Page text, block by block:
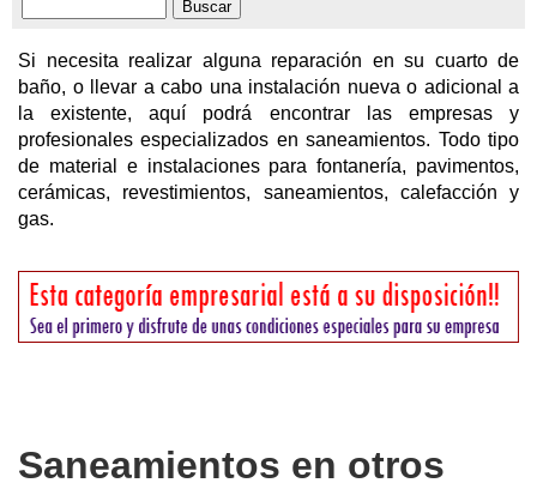
Si necesita realizar alguna reparación en su cuarto de
baño, o llevar a cabo una instalación nueva o adicional a
la existente, aquí podrá encontrar las empresas y
profesionales especializados en saneamientos. Todo tipo
de material e instalaciones para fontanería, pavimentos,
cerámicas, revestimientos, saneamientos, calefacción y
gas.
Saneamientos en otros